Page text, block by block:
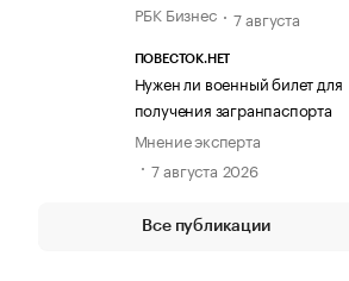
РБК Бизнес
7 августа
ПОВЕСТОК.НЕТ
Нужен ли военный билет для
получения загранпаспорта
Мнение эксперта
7 августа 2026
Все публикации